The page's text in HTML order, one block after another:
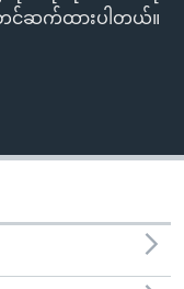
င်ဆက်ထားပါတယ်။